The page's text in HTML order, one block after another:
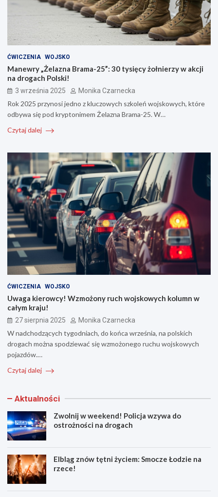
ĆWICZENIA WOJSKO
Manewry „Żelazna Brama-25”: 30 tysięcy żołnierzy w akcji
na drogach Polski!
3 września 2025 Monika Czarnecka
Rok 2025 przynosi jedno z kluczowych szkoleń wojskowych, które
odbywa się pod kryptonimem Żelazna Brama-25. W…
Czytaj dalej
ĆWICZENIA WOJSKO
Uwaga kierowcy! Wzmożony ruch wojskowych kolumn w
całym kraju!
27 sierpnia 2025 Monika Czarnecka
W nadchodzących tygodniach, do końca września, na polskich
drogach można spodziewać się wzmożonego ruchu wojskowych
pojazdów.…
Czytaj dalej
Aktualności
Zwolnij w weekend! Policja wzywa do
ostrożności na drogach
Elbląg znów tętni życiem: Smocze Łodzie na
rzece!